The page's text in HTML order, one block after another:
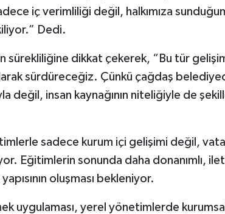
iç verimliliği değil, halkımıza
Dedi.
sürekliliğine dikkat çekerek, “Bu tür
sürdüreceğiz. Çünkü çağdaş
değil, insan kaynağının niteliğiyle de
sadece kurum içi gelişimi değil,
Eğitimlerin sonunda daha donanımlı,
oluşması bekleniyor.
uygulaması, yerel yönetimlerde